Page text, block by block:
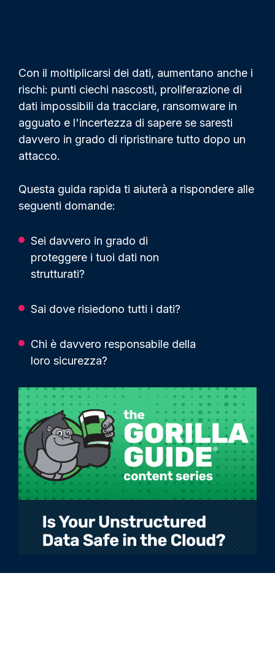
Con il moltiplicarsi dei dati, aumentano anche i
rischi: punti ciechi nascosti, proliferazione di
dati impossibili da tracciare, ransomware in
agguato e l'incertezza di sapere se saresti
davvero in grado di ripristinare tutto dopo un
attacco.
Questa guida rapida ti aiuterà a rispondere alle
seguenti domande:
Sei davvero in grado di
proteggere i tuoi dati non
strutturati?
Sai dove risiedono tutti i dati?
Chi è davvero responsabile della
loro sicurezza?